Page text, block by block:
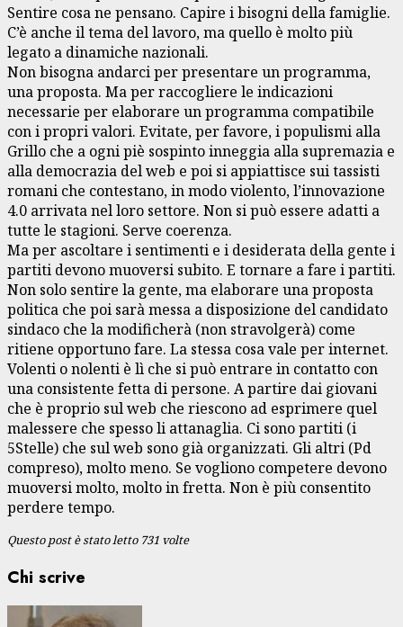
Sentire cosa ne pensano. Capire i bisogni della famiglie.
C’è anche il tema del lavoro, ma quello è molto più
legato a dinamiche nazionali.
Non bisogna andarci per presentare un programma,
una proposta. Ma per raccogliere le indicazioni
necessarie per elaborare un programma compatibile
con i propri valori. Evitate, per favore, i populismi alla
Grillo che a ogni piè sospinto inneggia alla supremazia e
alla democrazia del web e poi si appiattisce sui tassisti
romani che contestano, in modo violento, l’innovazione
4.0 arrivata nel loro settore. Non si può essere adatti a
tutte le stagioni. Serve coerenza.
Ma per ascoltare i sentimenti e i desiderata della gente i
partiti devono muoversi subito. E tornare a fare i partiti.
Non solo sentire la gente, ma elaborare una proposta
politica che poi sarà messa a disposizione del candidato
sindaco che la modificherà (non stravolgerà) come
ritiene opportuno fare. La stessa cosa vale per internet.
Volenti o nolenti è lì che si può entrare in contatto con
una consistente fetta di persone. A partire dai giovani
che è proprio sul web che riescono ad esprimere quel
malessere che spesso li attanaglia. Ci sono partiti (i
5Stelle) che sul web sono già organizzati. Gli altri (Pd
compreso), molto meno. Se vogliono competere devono
muoversi molto, molto in fretta. Non è più consentito
perdere tempo.
Questo post è stato letto 731 volte
Chi scrive